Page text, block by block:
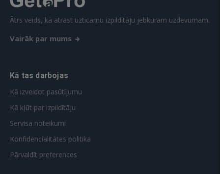
Ātrs veids, kā atrast uzticamu izpildītāju jebkuram uzdevumam.
Vairāk par mums
Kā tas darbojas
Kā izveidot pasūtījumu
Kā kļūt par izpildītāju
Servisa noteikumi
Konfidencialitātes politika
Pārvaldīt preferences